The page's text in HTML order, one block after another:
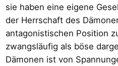
sie haben eine eigene
der Herrschaft des
antagonistischen Position
zwangsläufig als böse
Dämonen ist von